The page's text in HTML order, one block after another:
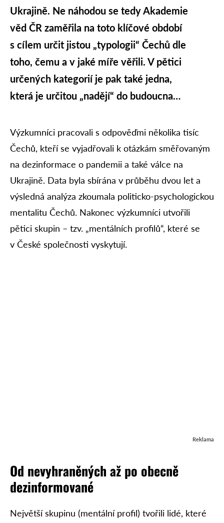
Ukrajině. Ne náhodou se tedy Akademie
věd ČR zaměřila na toto klíčové období
s cílem určit jistou „typologii“ Čechů dle
toho, čemu a v jaké míře věřili. V pětici
určených kategorií je pak také jedna,
která je určitou „nadějí“ do budoucna…
Výzkumníci pracovali s odpověďmi několika tisíc
Čechů, kteří se vyjadřovali k otázkám směřovaným
na dezinformace o pandemii a také válce na
Ukrajině. Data byla sbírána v průběhu dvou let a
výsledná analýza zkoumala politicko-psychologickou
mentalitu Čechů. Nakonec výzkumníci utvořili
pětici skupin – tzv. „mentálních profilů“, které se
v České společnosti vyskytují.
Reklama
Od nevyhraněných až po obecně
dezinformované
Největší skupinu (mentální profil) tvořili lidé, které